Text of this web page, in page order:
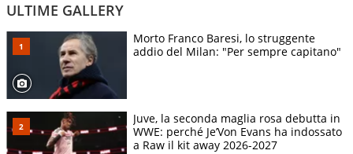
ULTIME GALLERY
Morto Franco Baresi, lo struggente
addio del Milan: "Per sempre capitano"
Juve, la seconda maglia rosa debutta in
WWE: perché Je’Von Evans ha indossato
a Raw il kit away 2026-2027